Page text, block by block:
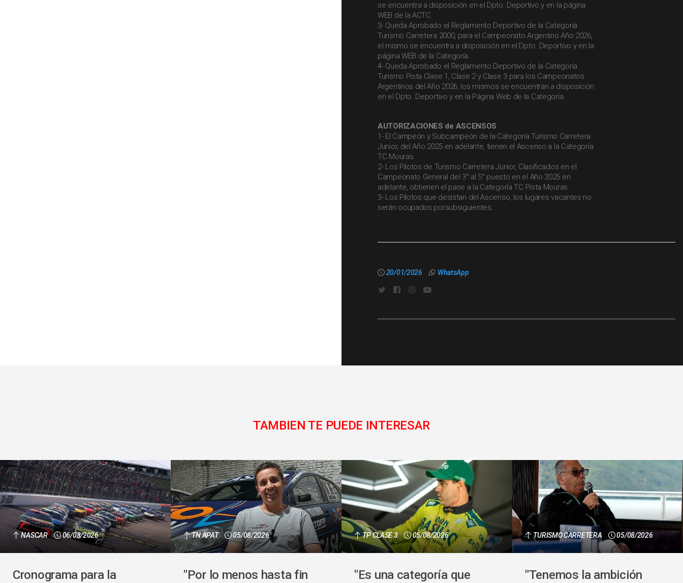
se encuentra a disposición en el Dpto. Deportivo y en la página
WEB de la ACTC.
3- Queda Aprobado el Reglamento Deportivo de la Categoría
Turismo Carretera 2000, para el Campeonato Argentino Año 2026,
el mismo se encuentra a disposición en el Dpto. Deportivo y en la
página WEB de la Categoría.
4- Queda Aprobado el Reglamento Deportivo de la Categoría
Turismo Pista Clase 1, Clase 2 y Clase 3 para los Campeonatos
Argentinos del Año 2026, los mismos se encuentran a disposición
en el Dpto. Deportivo y en la Página Web de la Categoría.
AUTORIZACIONES de ASCENSOS
1- El Campeón y Subcampeón de la Categoría Turismo Carretera
Junior, del Año 2025 en adelante, tienen el Ascenso a la Categoría
TC Mouras.
2- Los Pilotos de Turismo Carretera Junior, Clasificados en el
Campeonato General del 3° al 5° puesto en el Año 2025 en
adelante, obtienen el pase a la Categoría TC Pista Mouras.
3- Los Pilotos que desistan del Ascenso, los lugares vacantes no
serán ocupados porsubsiguientes.
20/01/2026 WhatsApp
TAMBIEN TE PUEDE INTERESAR
NASCAR 06/08/2026
Cronograma para la
TN APAT 05/08/2026
"Por lo menos hasta fin
TP CLASE 3 05/08/2026
"Es una categoría que
TURISMO CARRETERA 05/08/2026
"Tenemos la ambición